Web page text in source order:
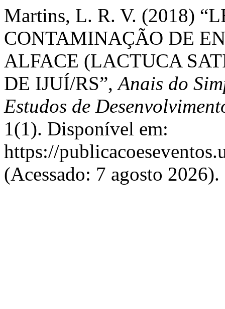
Martins, L. R. V. (2018)
CONTAMINAÇÃO DE
ALFACE (LACTUCA
DE IJUÍ/RS”,Anais do
Estudos de
1(1). Disponível em:
https://
(Acessado: 7 agosto 2026).